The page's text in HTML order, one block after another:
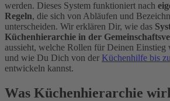
werden. Dieses System funktioniert nach
Regeln, die sich von Abläufen und
unterscheiden. Wir erklären Dir, wie das
Küchenhierarchie in der
aussieht, welche Rollen für Deinen
und wie Du Dich von der Küchenhilfe bis
entwickeln kannst.
Was Küchenhierarchie